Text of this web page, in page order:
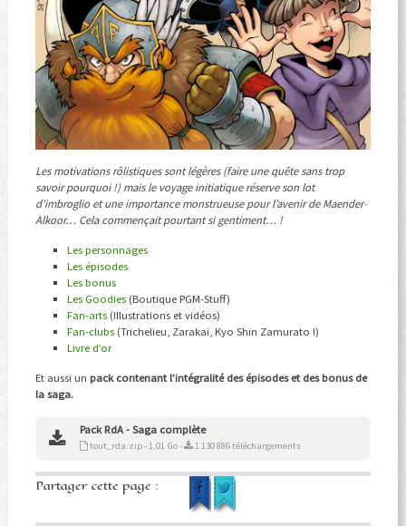
Les motivations rôlistiques sont légères (faire une quête sans trop
savoir pourquoi !) mais le voyage initiatique réserve son lot
d’imbroglio et une importance monstrueuse pour l’avenir de Maender-
Alkoor… Cela commençait pourtant si gentiment… !
Les personnages
Les épisodes
Les bonus
Les Goodies(Boutique PGM-Stuff)
Fan-arts(Illustrations et vidéos)
Fan-clubs(Trichelieu, Zarakaï, Kyo Shin Zamurato !)
Livre d’or
Et aussi un pack contenant l’intégralité des épisodes et des bonus de
la saga.
Pack RdA - Saga complète
tout_rda.zip - 1,01 Go - 1 130 886 téléchargements
Partager cette page :